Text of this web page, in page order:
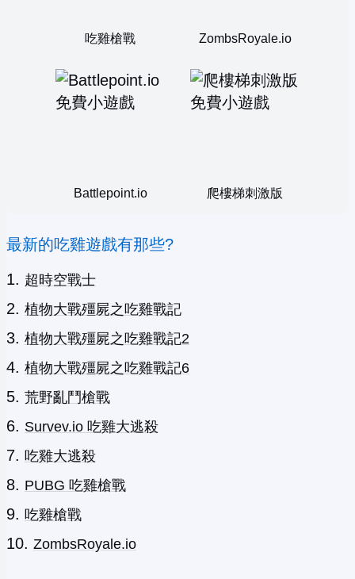
吃雞槍戰 ZombsRoyale.io
Battlepoint.io 爬樓梯刺激版
最新的吃雞遊戲有那些?
超時空戰士
植物大戰殭屍之吃雞戰記
植物大戰殭屍之吃雞戰記2
植物大戰殭屍之吃雞戰記6
荒野亂鬥槍戰
Survev.io 吃雞大逃殺
吃雞大逃殺
PUBG 吃雞槍戰
吃雞槍戰
ZombsRoyale.io